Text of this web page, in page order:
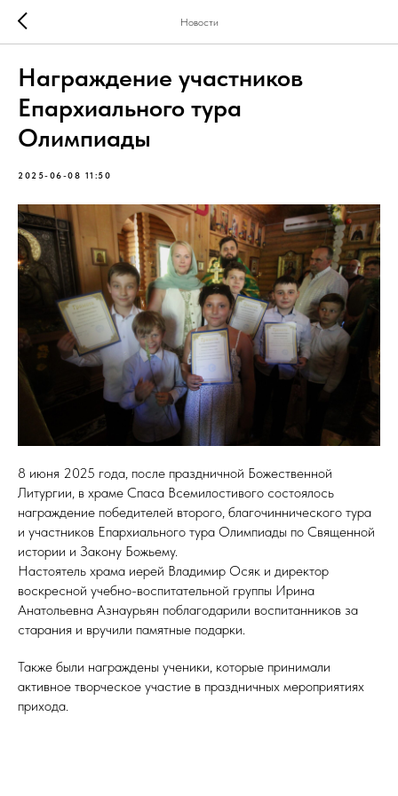
Новости
Награждение участников
Епархиального тура
Олимпиады
2025-06-08 11:50
8 июня 2025 года, после праздничной Божественной
Литургии, в храме Спаса Всемилостивого состоялось
награждение победителей второго, благочиннического тура
и участников Епархиального тура Олимпиады по Священной
истории и Закону Божьему.
Настоятель храма иерей Владимир Осяк и директор
воскресной учебно-воспитательной группы Ирина
Анатольевна Азнаурьян поблагодарили воспитанников за
старания и вручили памятные подарки.
Также были награждены ученики, которые принимали
активное творческое участие в праздничных мероприятиях
прихода.